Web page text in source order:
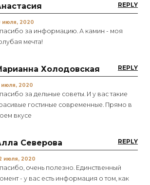
REPLY
июля, 2020
за информацию. А камин - моя
мечта!
REPLY
Холодовская
июля, 2020
за дельные советы. И у вас такие
гостиные современные. Прямо в
вкусе
REPLY
Северова
июля, 2020
очень полезно. Единственный
- у вас есть информация о том, как